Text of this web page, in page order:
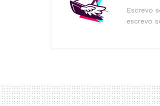
Escrevo
escrevo